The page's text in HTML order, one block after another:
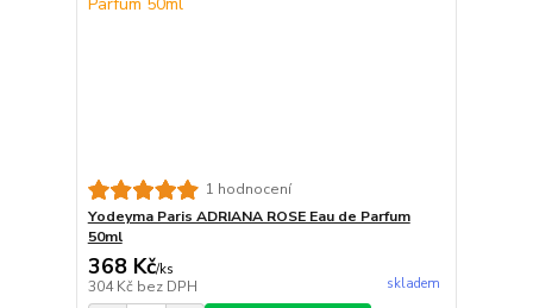
1 hodnocení
Yodeyma Paris ADRIANA ROSE Eau de Parfum
50ml
368 Kč/ks
304 Kč bez DPH skladem